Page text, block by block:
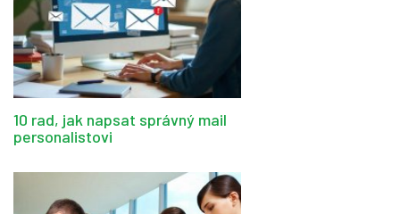
10 rad, jak napsat správný mail
personalistovi